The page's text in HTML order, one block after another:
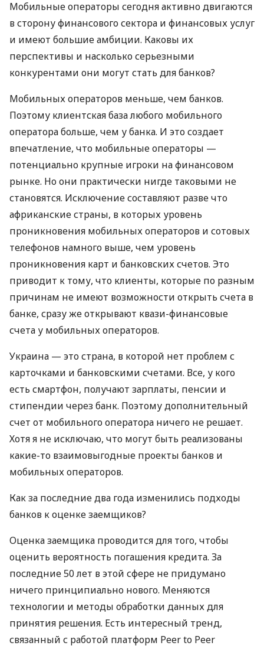
Мобильные операторы сегодня активно двигаются
в сторону финансового сектора и финансовых услуг
и имеют большие амбиции. Каковы их
перспективы и насколько серьезными
конкурентами они могут стать для банков?
Мобильных операторов меньше, чем банков.
Поэтому клиентская база любого мобильного
оператора больше, чем у банка. И это создает
впечатление, что мобильные операторы —
потенциально крупные игроки на финансовом
рынке. Но они практически нигде таковыми не
становятся. Исключение составляют разве что
африканские страны, в которых уровень
проникновения мобильных операторов и сотовых
телефонов намного выше, чем уровень
проникновения карт и банковских счетов. Это
приводит к тому, что клиенты, которые по разным
причинам не имеют возможности открыть счета в
банке, сразу же открывают квази-финансовые
счета у мобильных операторов.
Украина — это страна, в которой нет проблем с
карточками и банковскими счетами. Все, у кого
есть смартфон, получают зарплаты, пенсии и
стипендии через банк. Поэтому дополнительный
счет от мобильного оператора ничего не решает.
Хотя я не исключаю, что могут быть реализованы
какие-то взаимовыгодные проекты банков и
мобильных операторов.
Как за последние два года изменились подходы
банков к оценке заемщиков?
Оценка заемщика проводится для того, чтобы
оценить вероятность погашения кредита. За
последние 50 лет в этой сфере не придумано
ничего принципиально нового. Меняются
технологии и методы обработки данных для
принятия решения. Есть интересный тренд,
связанный с работой платформ Peer to Peer